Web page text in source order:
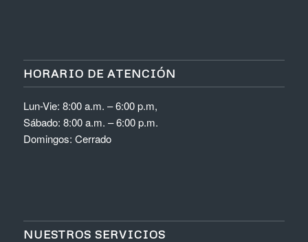
HORARIO DE ATENCIÓN
Lun-Vie: 8:00 a.m. – 6:00 p.m,
Sábado: 8:00 a.m. – 6:00 p.m.
Domingos: Cerrado
NUESTROS SERVICIOS